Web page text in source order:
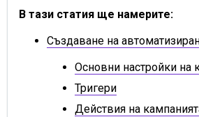
В тази статия ще намерите:
Създаване на
Основни настройки на
Тригери
Действия на